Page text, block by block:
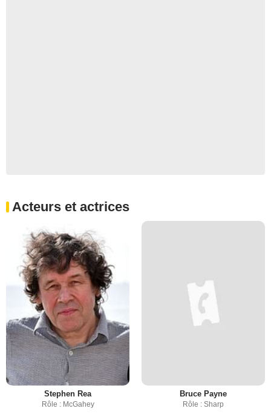
Acteurs et actrices
Stephen Rea
Rôle : McGahey
Bruce Payne
Rôle : Sharp